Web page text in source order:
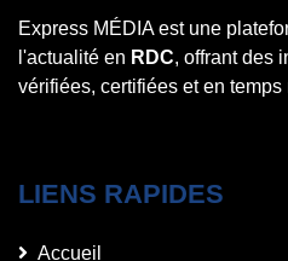
Express MÉDIA est une
l'actualité en RDC, offrant des
vérifiées, certifiées et en temps
LIENS RAPIDES
Accueil